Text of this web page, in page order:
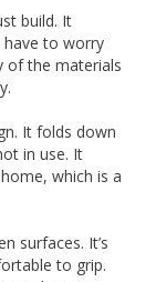
build. It
have to worry
of the materials
It folds down
in use. It
which is a
surfaces. It’s
to grip.